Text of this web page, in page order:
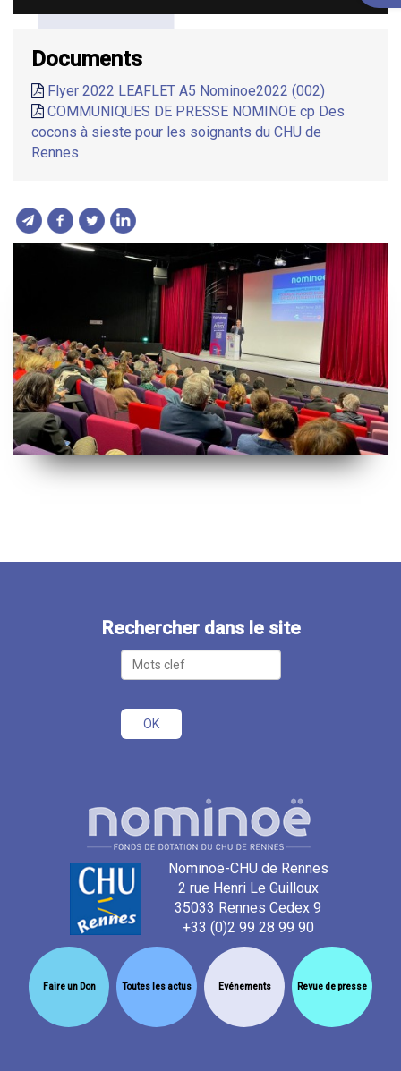
Documents
Flyer 2022 LEAFLET A5 Nominoe2022 (002)
COMMUNIQUES DE PRESSE NOMINOE cp Des
cocons à sieste pour les soignants du CHU de
Rennes
Rechercher dans le site
Nominoë-CHU de Rennes
2 rue Henri Le Guilloux
35033 Rennes Cedex 9
+33 (0)2 99 28 99 90
Faire un Don Toutes les actus Evénements Revue de presse